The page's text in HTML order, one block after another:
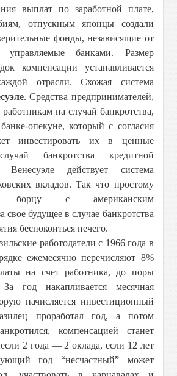
выплат по заработной плате,
отпускным японцы создали
фонды, независящие от
управляемые банками. Размер
компенсации устанавливается
отрасли. Схожая система
. Средства предпринимателей,
на случай банкротства,
опекуне, который с согласия
инвестировать их в ценные
банкротства кредитной
действует система
вкладов. Так что простому
борцу с американским
свое будущее в случае банкротства
беспокоиться нечего.
работодатели с 1966 года в
ежемесячно перечисляют 8%
на счет работника, до поры
За год накапливается месячная
начисляется инвестиционный
проработал год, а потом
компенсацией станет
2 года — 2 оклада, если 12 лет
год “несчастный” может